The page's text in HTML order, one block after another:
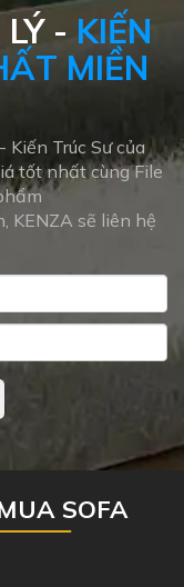
- KIẾN
MIỀN
Trúc Sư của
tốt nhất cùng File
KENZA sẽ liên hệ
SOFA